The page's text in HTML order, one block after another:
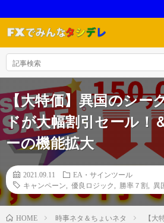
【半裁量EA】売れるべく
【大特価】異国のシー
ドが大幅割引セール！
ーの機能拡大
2021.09.11
EA・サインツール
キャンペーン
優良ロジック 勝率７割 異
HOME 時事ネタ＆ちょいネタ 【